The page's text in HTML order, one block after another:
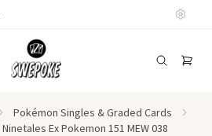
Pokémon Singles & Graded Cards
Ninetales Ex Pokemon 151 MEW 038